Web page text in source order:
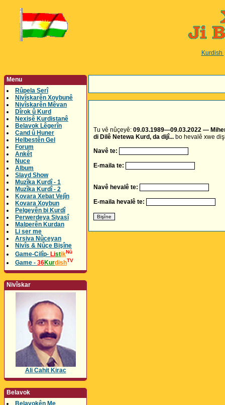
Kurdish
Menu
Rûpela Serî
Nivîskarên Xoybunê
Nivîskarên Mêvan
Dîrok û Kurd
Nexişê Kurdistanê
Belavok Lêgerîn
Cand û Huner
Helbestên Gel
Forum
Ankêt
Nuce
Album
Slayd Show
Muzîka Kurdî - 1
Muzîka Kurdî - 2
Kovara Xebat Vejîn
Kovara Xoybun
Pelgeyên bi Kurdî
Perwerdeya Siyasî
Malperên Kurdan
Li ser me
Arsiva Nûceyan
Nivîs & Nûçe Bişîne
Game-Cilîp- ListikNû
Game - 36KurdishTV
Nivîskar
Ali Cahit Kirac
Belavok
Belavokên Me
Tu vê nûçeyê: 09.03.1989—09.03.2022 —
di Dilê Netewa Kurd, da dijî... bo hevalê xwe
Navê te:
E-maila te:
Navê hevalê te:
E-maila hevalê te: